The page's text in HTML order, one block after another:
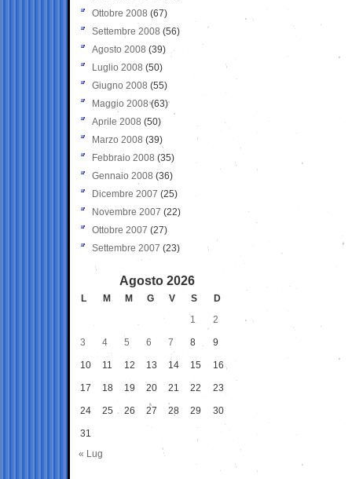
Ottobre 2008 (67)
Settembre 2008 (56)
Agosto 2008 (39)
Luglio 2008 (50)
Giugno 2008 (55)
Maggio 2008(63)
Aprile 2008 (50)
Marzo 2008 (39)
Febbraio 2008 (35)
Gennaio 2008 (36)
Dicembre 2007 (25)
Novembre 2007 (22)
Ottobre 2007 (27)
Settembre 2007 (23)
Agosto 2026
L M M G V S
D
1
2
3 4 5 6 7 8 9
10 11 12 13 14 15 16
17 18 19 20 21 22 23
24 25 26 27 28 29 30
31
« Lug